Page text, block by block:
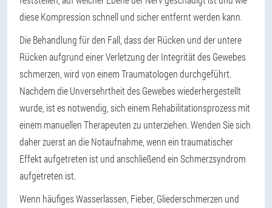
diese Kompression schnell und sicher entfernt werden kann.
Die Behandlung für den Fall, dass der Rücken und der untere
Rücken aufgrund einer Verletzung der Integrität des Gewebes
schmerzen, wird von einem Traumatologen durchgeführt.
Nachdem die Unversehrtheit des Gewebes wiederhergestellt
wurde, ist es notwendig, sich einem Rehabilitationsprozess mit
einem manuellen Therapeuten zu unterziehen. Wenden Sie sich
daher zuerst an die Notaufnahme, wenn ein traumatischer
Effekt aufgetreten ist und anschließend ein Schmerzsyndrom
aufgetreten ist.
Wenn häufiges Wasserlassen, Fieber, Gliederschmerzen und